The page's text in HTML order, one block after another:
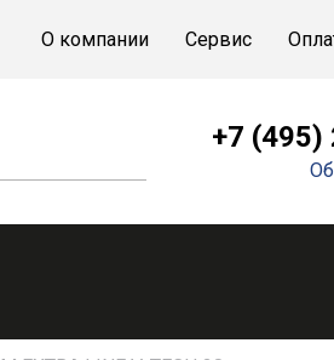
О компании Сервис
+7 (495)